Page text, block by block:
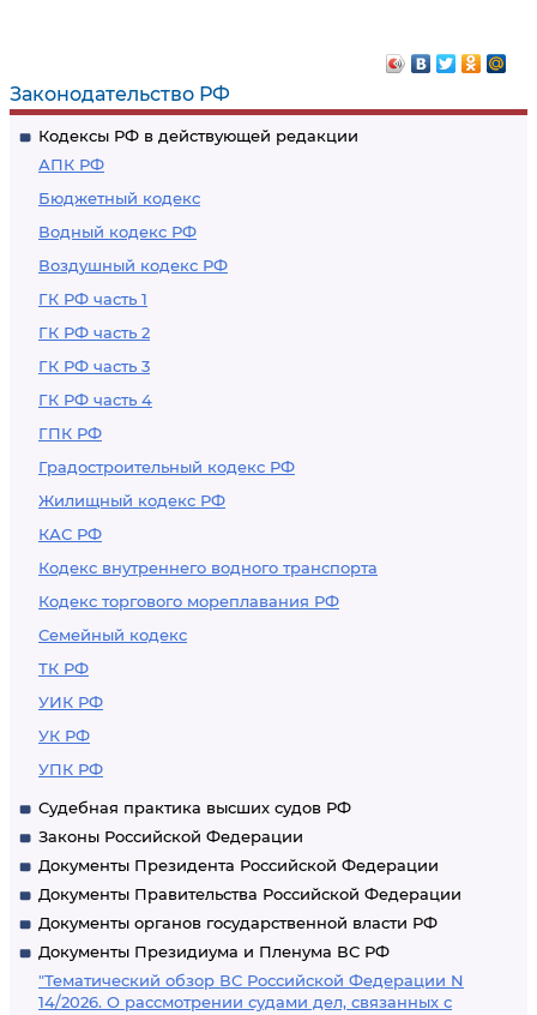
Законодательство РФ
Кодексы РФ в действующей редакции
АПК РФ
Бюджетный кодекс
Водный кодекс РФ
Воздушный кодекс РФ
ГК РФ часть 1
ГК РФ часть 2
ГК РФ часть 3
ГК РФ часть 4
ГПК РФ
Градостроительный кодекс РФ
Жилищный кодекс РФ
КАС РФ
Кодекс внутреннего водного транспорта
Кодекс торгового мореплавания РФ
Семейный кодекс
ТК РФ
УИК РФ
УК РФ
УПК РФ
Судебная практика высших судов РФ
Законы Российской Федерации
Документы Президента Российской Федерации
Документы Правительства Российской Федерации
Документы органов государственной власти РФ
Документы Президиума и Пленума ВС РФ
"Тематический обзор ВС Российской Федерации N
14/2026. О рассмотрении судами дел, связанных с